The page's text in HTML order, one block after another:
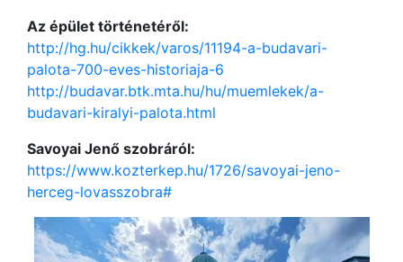
Az épület történetéről:
http://hg.hu/cikkek/varos/11194-a-budavari-
palota-700-eves-historiaja-6
http://budavar.btk.mta.hu/hu/muemlekek/a-
budavari-kiralyi-palota.html
Savoyai Jenő szobráról:
https://www.kozterkep.hu/1726/savoyai-jeno-
herceg-lovasszobra#